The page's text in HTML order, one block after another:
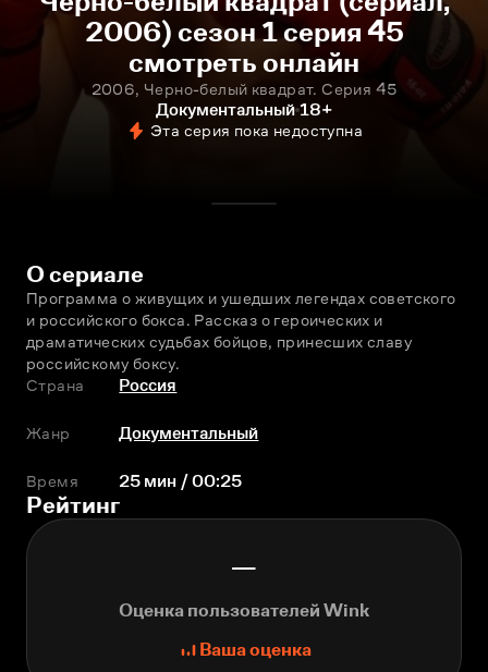
2006) сезон 1 серия 45
смотреть онлайн
2006, Черно-белый квадрат. Серия 45
Документальный 18+
Эта серия пока недоступна
О сериале
Программа о живущих и ушедших легендах советского
и российского бокса. Рассказ о героических и
драматических судьбах бойцов, принесших славу
российскому боксу.
Страна
Россия
Жанр Документальный
Время 25 мин / 00:25
Рейтинг
—
Оценка пользователей Wink
Ваша оценка